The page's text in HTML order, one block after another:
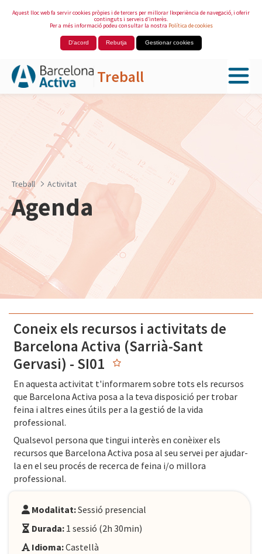
Aquest lloc web fa servir cookies pròpies i de tercers per millorar l’experiència de navegació, i oferir
continguts i serveis d’interès.
Per a més informació podeu consultar la nostra Política de cookies
D'acord Rebutja Gestionar cookies
Treball
Salta al contingut principal
Treball Activitat
Agenda
Coneix els recursos i activitats de
Barcelona Activa (Sarrià-Sant
Gervasi) - SI01
En aquesta activitat t'informarem sobre tots els recursos
que Barcelona Activa posa a la teva disposició per trobar
feina i altres eines útils per a la gestió de la vida
professional.
Qualsevol persona que tingui interès en conèixer els
recursos que Barcelona Activa posa al seu servei per ajudar-
la en el seu procés de recerca de feina i/o millora
professional.
Modalitat:Sessió presencial
Durada: 1 sessió (2h 30min)
Idioma:Castellà